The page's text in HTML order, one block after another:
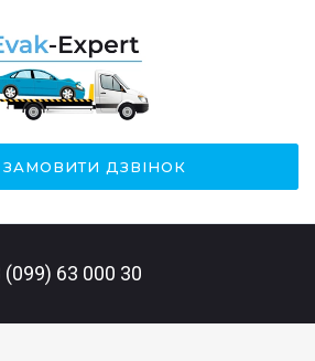
ЗАМОВИТИ ДЗВІНОК
(099) 63 000 30